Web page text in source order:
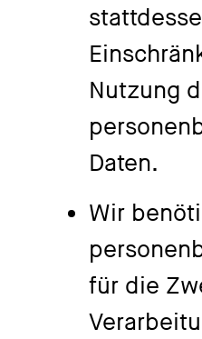
Nutzung
Daten.
Wir
für die